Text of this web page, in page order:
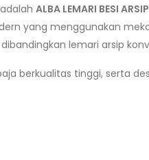
ALBA LEMARI BESI
yang menggunakan
lemari arsip
berkualitas tinggi, serta